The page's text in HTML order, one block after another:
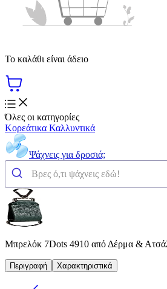
Το καλάθι είναι άδειο
Όλες οι κατηγορίες
Κορεάτικα Καλλυντικά
Ψάχνεις για δροσιά;
Μπρελόκ 7Dots 4910 από Δέρμα &
Περιγραφή Χαρακτηριστικά